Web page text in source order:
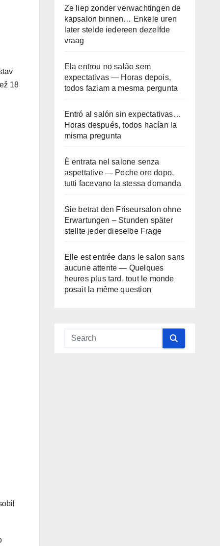
18
Ze liep zonder verwachtingen de
kapsalon binnen… Enkele uren
later stelde iedereen dezelfde
vraag
Ela entrou no salão sem
expectativas — Horas depois,
todos faziam a mesma pergunta
Entró al salón sin expectativas…
Horas después, todos hacían la
misma pregunta
È entrata nel salone senza
aspettative — Poche ore dopo,
tutti facevano la stessa domanda
Sie betrat den Friseursalon ohne
Erwartungen – Stunden später
stellte jeder dieselbe Frage
Elle est entrée dans le salon sans
aucune attente — Quelques
heures plus tard, tout le monde
posait la même question